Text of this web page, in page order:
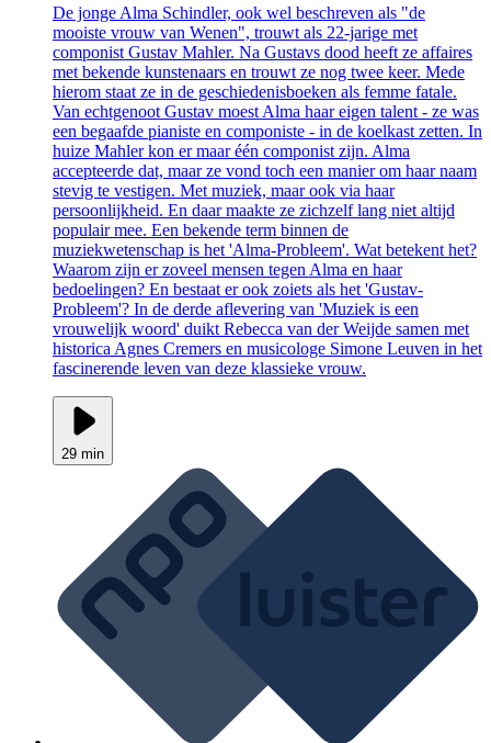
De jonge Alma Schindler, ook wel beschreven als "de
mooiste vrouw van Wenen", trouwt als 22-jarige met
componist Gustav Mahler. Na Gustavs dood heeft ze affaires
met bekende kunstenaars en trouwt ze nog twee keer. Mede
hierom staat ze in de geschiedenisboeken als femme fatale.
Van echtgenoot Gustav moest Alma haar eigen talent - ze was
een begaafde pianiste en componiste - in de koelkast zetten. In
huize Mahler kon er maar één componist zijn. Alma
accepteerde dat, maar ze vond toch een manier om haar naam
stevig te vestigen. Met muziek, maar ook via haar
persoonlijkheid. En daar maakte ze zichzelf lang niet altijd
populair mee. Een bekende term binnen de
muziekwetenschap is het 'Alma-Probleem'. Wat betekent het?
Waarom zijn er zoveel mensen tegen Alma en haar
bedoelingen? En bestaat er ook zoiets als het 'Gustav-
Probleem'? In de derde aflevering van 'Muziek is een
vrouwelijk woord' duikt Rebecca van der Weijde samen met
historica Agnes Cremers en musicologe Simone Leuven in het
fascinerende leven van deze klassieke vrouw.
29 min